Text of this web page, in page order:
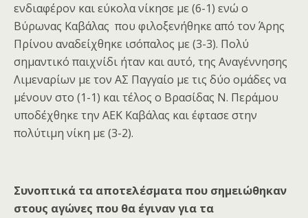
ενδιαφέρον και εύκολα νίκησε με (6-1) ενώ ο
Βύρωνας Καβάλας που φιλοξενήθηκε από τον Άρης
Πρίνου αναδείχθηκε ισόπαλος με (3-3). Πολύ
σημαντικό παιχνίδι ήταν και αυτό, της Αναγέννησης
Λιμεναρίων με τον ΑΣ Παγγαίο με τις δύο ομάδες να
μένουν στο (1-1) και τέλος ο Βρασίδας Ν. Περάμου
υποδέχθηκε την ΑΕΚ Καβάλας και έφτασε στην
πολύτιμη νίκη με (3-2).
Συνοπτικά τα αποτελέσματα που σημειώθηκαν
στους αγώνες που θα έγιναν για τα